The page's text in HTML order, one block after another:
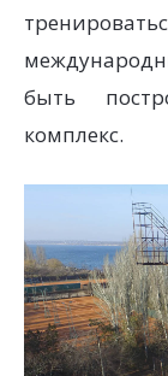
быть
комплекс.